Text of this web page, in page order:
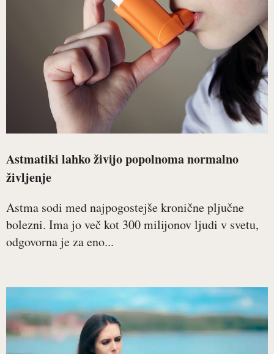
Astmatiki lahko živijo popolnoma normalno
življenje
Astma sodi med najpogostejše kronične pljučne
bolezni. Ima jo več kot 300 milijonov ljudi v svetu,
odgovorna je za eno...